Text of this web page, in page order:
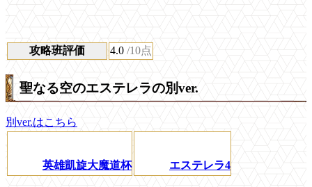
攻略班評価 4.0 /10点
聖なる空のエステレラの別ver.
別ver.はこちら
英雄凱旋大魔道杯 エステレラ4